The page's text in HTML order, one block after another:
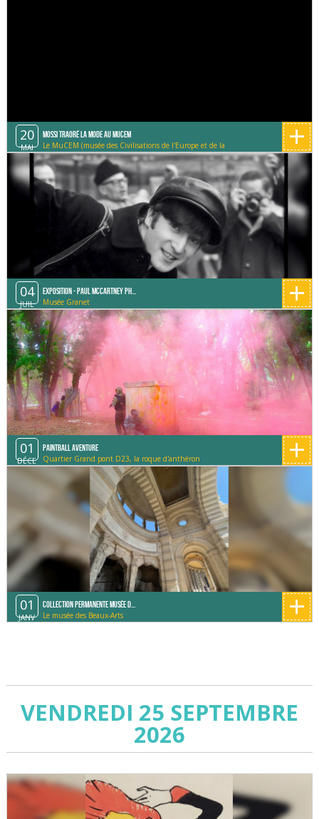
20
MAI
Mossi Traoré la mode au Mucem
Le MuCEM (musée des Civilisations de l'Europe et de la
Méditerranée)
+
04
JUIL
Exposition - Paul McCartney Ph...
Musée Granet +
01
DÉCE
Paintball Aventure
Quartier Grand pont D23, la roque d'anthéron +
01
JANV
Collection permanente Musée d...
Le musée des Beaux-Arts +
VENDREDI 25 SEPTEMBRE
2026